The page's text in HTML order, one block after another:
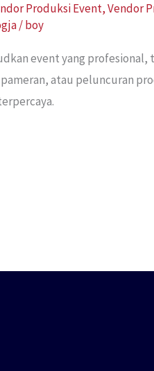
Produksi Event,Vendor
/boy
event yang profesional,
atau peluncuran